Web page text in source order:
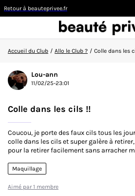
Retour à beauteprivee.fr
Visiteur
👋Nouvelle sur la communauté ?
faire vos premiers pas ici !
ACCUEIL DU CLUB
Accueil du Club / Allo le Club ? / Colle dans les
Lou-ann
11/02/25-23:01
Colle dans les cils !!
Coucou, je porte des faux cils tous les
colle dans les cils et super galère à
pour la retirer facilement sans arracher
Maquillage
Aimé par 1 membre